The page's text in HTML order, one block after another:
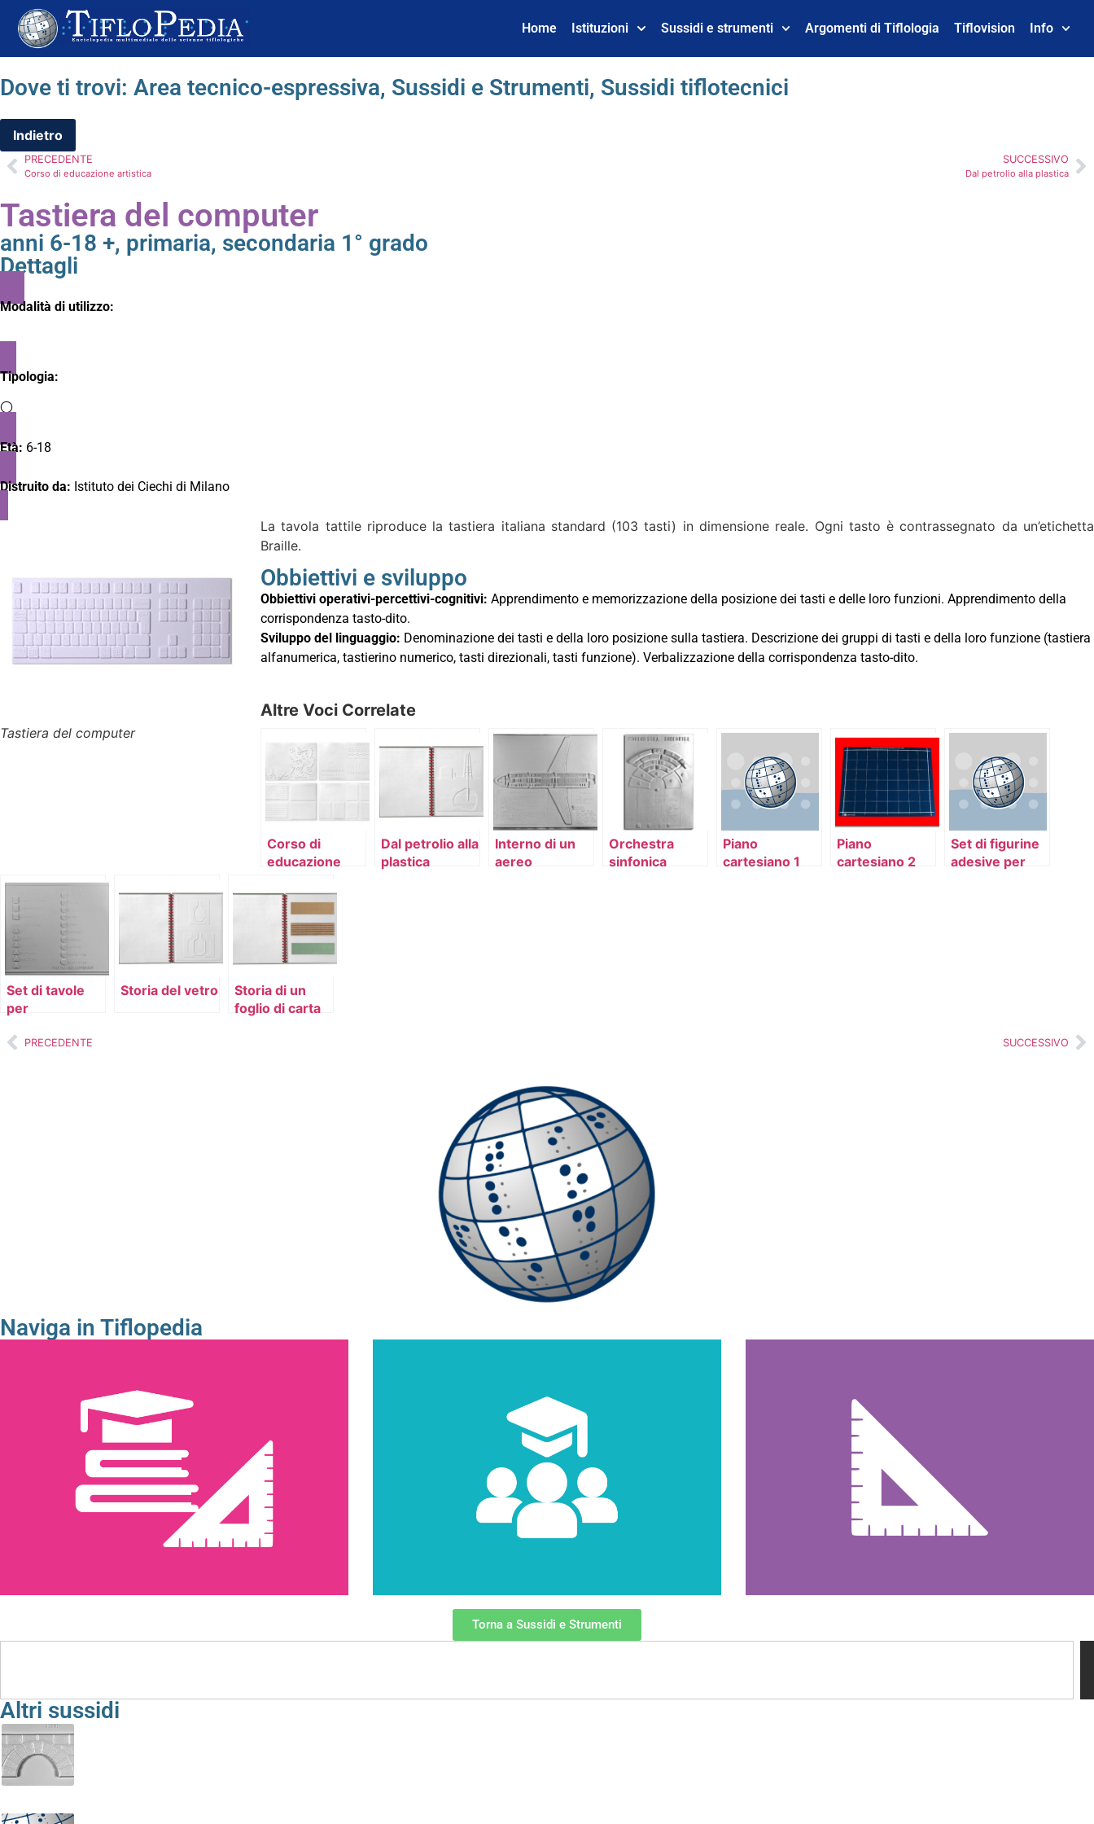
Home Istituzioni Sussidi e strumenti Argomenti di Tiflologia Tiflovision Info
Dove ti trovi: Area tecnico-espressiva, Sussidi e Strumenti, Sussidi tiflotecnici
PRECEDENTE
Corso di educazione artistica
SUCCESSIVO
Dal petrolio alla plastica
Tastiera del computer
anni 6-18 +, primaria, secondaria 1° grado
Dettagli
Modalità di utilizzo:
Tipologia:
Età: 6-18
Distruito da: Istituto dei Ciechi di Milano
Tastiera del computer
La tavola tattile riproduce la tastiera italiana standard (103 tasti) in dimensione reale. Ogni tasto è contrassegnato da un’etichetta
Braille.
Obbiettivi e sviluppo
Obbiettivi operativi-percettivi-cognitivi: Apprendimento e memorizzazione della posizione dei tasti e delle loro funzioni. Apprendimento della
corrispondenza tasto-dito.
Sviluppo del linguaggio: Denominazione dei tasti e della loro posizione sulla tastiera. Descrizione dei gruppi di tasti e della loro funzione (tastiera
alfanumerica, tastierino numerico, tasti direzionali, tasti funzione). Verbalizzazione della corrispondenza tasto-dito.
Altre Voci Correlate
Corso di
educazione
Dal petrolio alla
plastica
Interno di un
aereo
Orchestra
sinfonica
Piano
cartesiano 1
Piano
cartesiano 2
Set di figurine
adesive per
Set di tavole
per
all’uso del PC
Storia del vetro
Storia di un
foglio di carta
PRECEDENTE SUCCESSIVO
Naviga in Tiflopedia
Torna a Sussidi e Strumenti
Altri sussidi